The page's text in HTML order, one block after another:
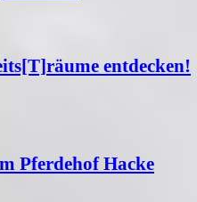
entdecken!
Pferdehof Hacke